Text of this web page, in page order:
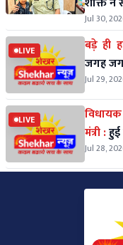
Jul 30,
LIVE
जगह
Jul 29,
LIVE
मंत्री :
Jul 28,